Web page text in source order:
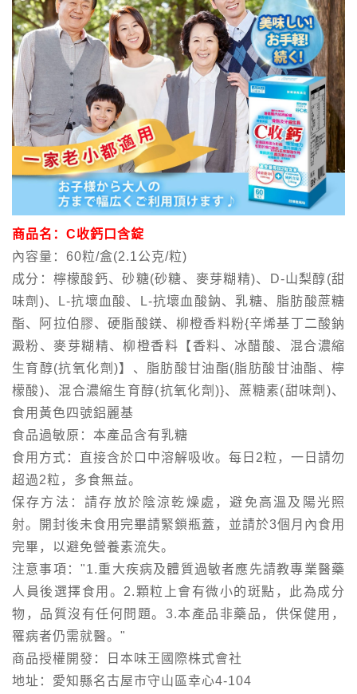
商品名：C收鈣口含錠
內容量：60粒/盒(2.1公克/粒)
成分：檸檬酸鈣、砂糖(砂糖、麥芽糊精)、D-山梨醇(甜
味劑)、L-抗壞血酸、L-抗壞血酸鈉、乳糖、脂肪酸蔗糖
酯、阿拉伯膠、硬脂酸鎂、柳橙香料粉{辛烯基丁二酸鈉
澱粉、麥芽糊精、柳橙香料【香料、冰醋酸、混合濃縮
生育醇(抗氧化劑)】、脂肪酸甘油酯(脂肪酸甘油酯、檸
檬酸)、混合濃縮生育醇(抗氧化劑)}、蔗糖素(甜味劑)、
食用黃色四號鋁麗基
食品過敏原：本產品含有乳糖
食用方式：直接含於口中溶解吸收。每日2粒，一日請勿
超過2粒，多食無益。
保存方法：請存放於陰涼乾燥處，避免高溫及陽光照
射。開封後未食用完畢請緊鎖瓶蓋，並請於3個月內食用
完畢，以避免營養素流失。
注意事項："1.重大疾病及體質過敏者應先請教專業醫藥
人員後選擇食用。2.顆粒上會有微小的斑點，此為成分
物，品質沒有任何問題。3.本產品非藥品，供保健用，
罹病者仍需就醫。"
商品授權開發：日本味王國際株式會社
地址：愛知縣名古屋市守山區幸心4-104